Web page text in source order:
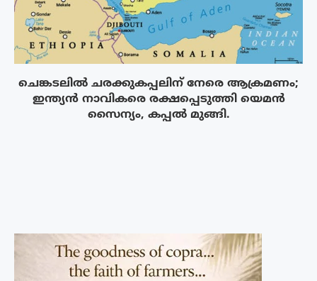
ചെങ്കടലിൽ ചരക്കുകപ്പലിന് നേരെ ആക്രമണം;
ഇന്ത്യൻ നാവികരെ രക്ഷപ്പെടുത്തി യെമൻ
സൈന്യം, കപ്പൽ മുങ്ങി.